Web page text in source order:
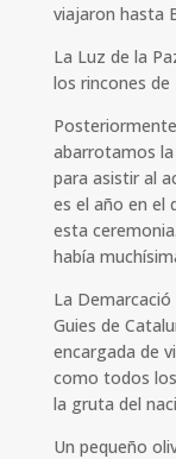
viajaron hasta
La Luz de la
los rincones de
abarrotamos
para asistir al
es el año en el
esta
había
La
Guies de
encargada de
como todos
la gruta del
Un pequeño